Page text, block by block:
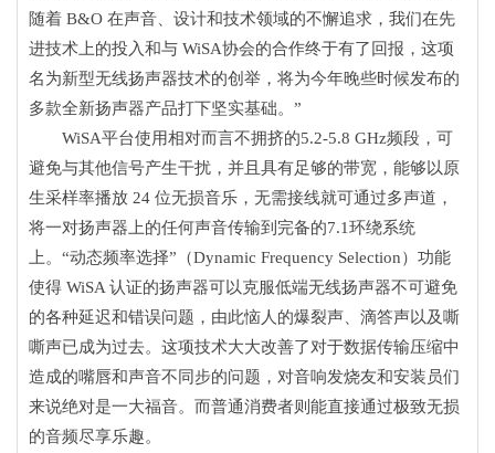
随着 B&O 在声音、设计和技术领域的不懈追求，我们在先
进技术上的投入和与 WiSA协会的合作终于有了回报，这项
名为新型无线扬声器技术的创举，将为今年晚些时候发布的
多款全新扬声器产品打下坚实基础。”
WiSA平台使用相对而言不拥挤的5.2-5.8 GHz频段，可
避免与其他信号产生干扰，并且具有足够的带宽，能够以原
生采样率播放 24 位无损音乐，无需接线就可通过多声道，
将一对扬声器上的任何声音传输到完备的7.1环绕系统
上。“动态频率选择”（Dynamic Frequency Selection）功能
使得 WiSA 认证的扬声器可以克服低端无线扬声器不可避免
的各种延迟和错误问题，由此恼人的爆裂声、滴答声以及嘶
嘶声已成为过去。这项技术大大改善了对于数据传输压缩中
造成的嘴唇和声音不同步的问题，对音响发烧友和安装员们
来说绝对是一大福音。而普通消费者则能直接通过极致无损
的音频尽享乐趣。